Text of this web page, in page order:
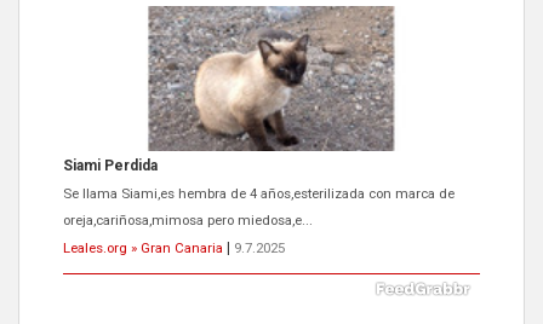
Siami Perdida
Se llama Siami,es hembra de 4 años,esterilizada con marca de
oreja,cariñosa,mimosa pero miedosa,e...
Leales.org » Gran Canaria
9.7.2025